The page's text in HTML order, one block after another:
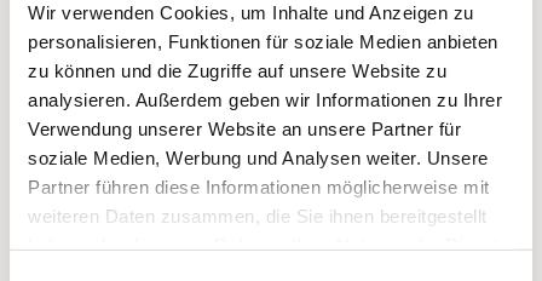
Wir verwenden Cookies, um Inhalte und Anzeigen zu
personalisieren, Funktionen für soziale Medien anbieten
zu können und die Zugriffe auf unsere Website zu
analysieren. Außerdem geben wir Informationen zu Ihrer
Verwendung unserer Website an unsere Partner für
soziale Medien, Werbung und Analysen weiter. Unsere
Partner führen diese Informationen möglicherweise mit
weiteren Daten zusammen, die Sie ihnen bereitgestellt
Auch an den Abenden war unterschiedliches
Programm. An 3 Abendabenden waren wir in den
jeweiligen Gruppen und lernten uns kennen, spielten
oder schauten Filme. Ein Abend spielten wir ein
Geländespiel mehr oder weniger indoor wegen der
vereisten Situation auf dem Gelände des Hauses
St.Otto. Am Donnerstagabend begingen wir unseren
Abschiedsabend mit einem kahoot Quiz zu den
Heiligen und 5 Spaßstationen, natürlich fehlten